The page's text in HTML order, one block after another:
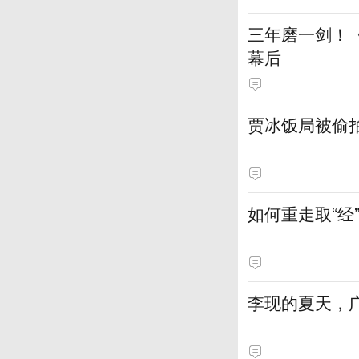
三年磨一剑
幕后
贾冰饭局被偷
如何重走取“经
李现的夏天，